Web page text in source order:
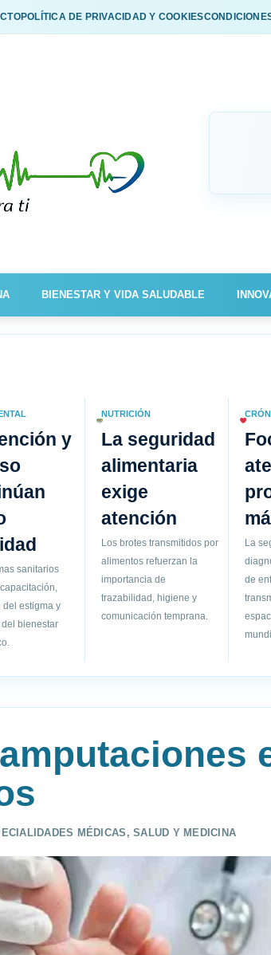
POLÍTICA DE PRIVACIDAD Y COOKIES
BIENESTAR Y VIDA SALUDABLE
y
sanitarios
del estigma y
bienestar
NUTRICIÓN
La seguridad
alimentaria
exige
atención
Los brotes transmitidos por
alimentos refuerzan la
importancia de
trazabilidad, higiene y
comunicación temprana.
La
de
MÉDICAS ,SALUD Y MEDICINA